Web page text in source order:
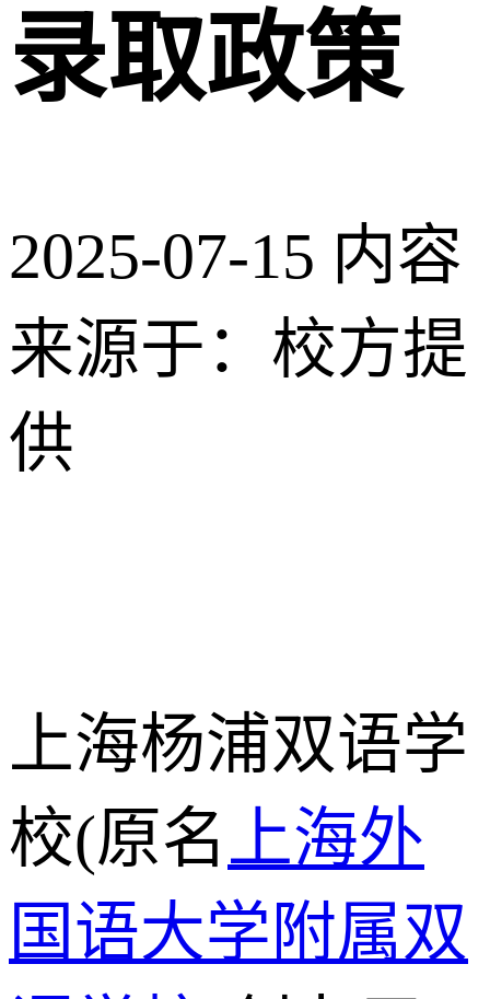
录取政策
2025-07-15 内容
来源于：校方提
供
上海杨浦双语学
校(原名上海外
国语大学附属双